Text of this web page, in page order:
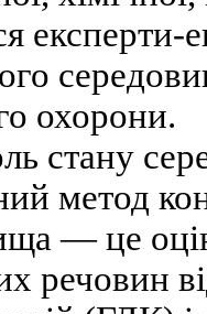
експерти-
охорони.
стану
метод
— це
речовин